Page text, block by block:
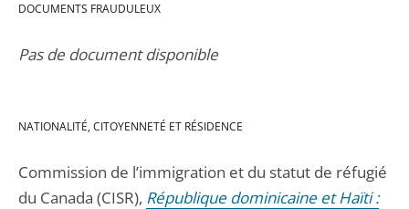
DOCUMENTS FRAUDULEUX
Pas de document disponible
NATIONALITÉ, CITOYENNETÉ ET RÉSIDENCE
Commission de l’immigration et du statut de réfugié
du Canada (CISR), République dominicaine et Haïti :